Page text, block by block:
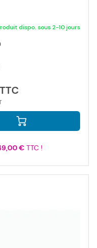
dispo. sous 2-10 jours
€TTC !